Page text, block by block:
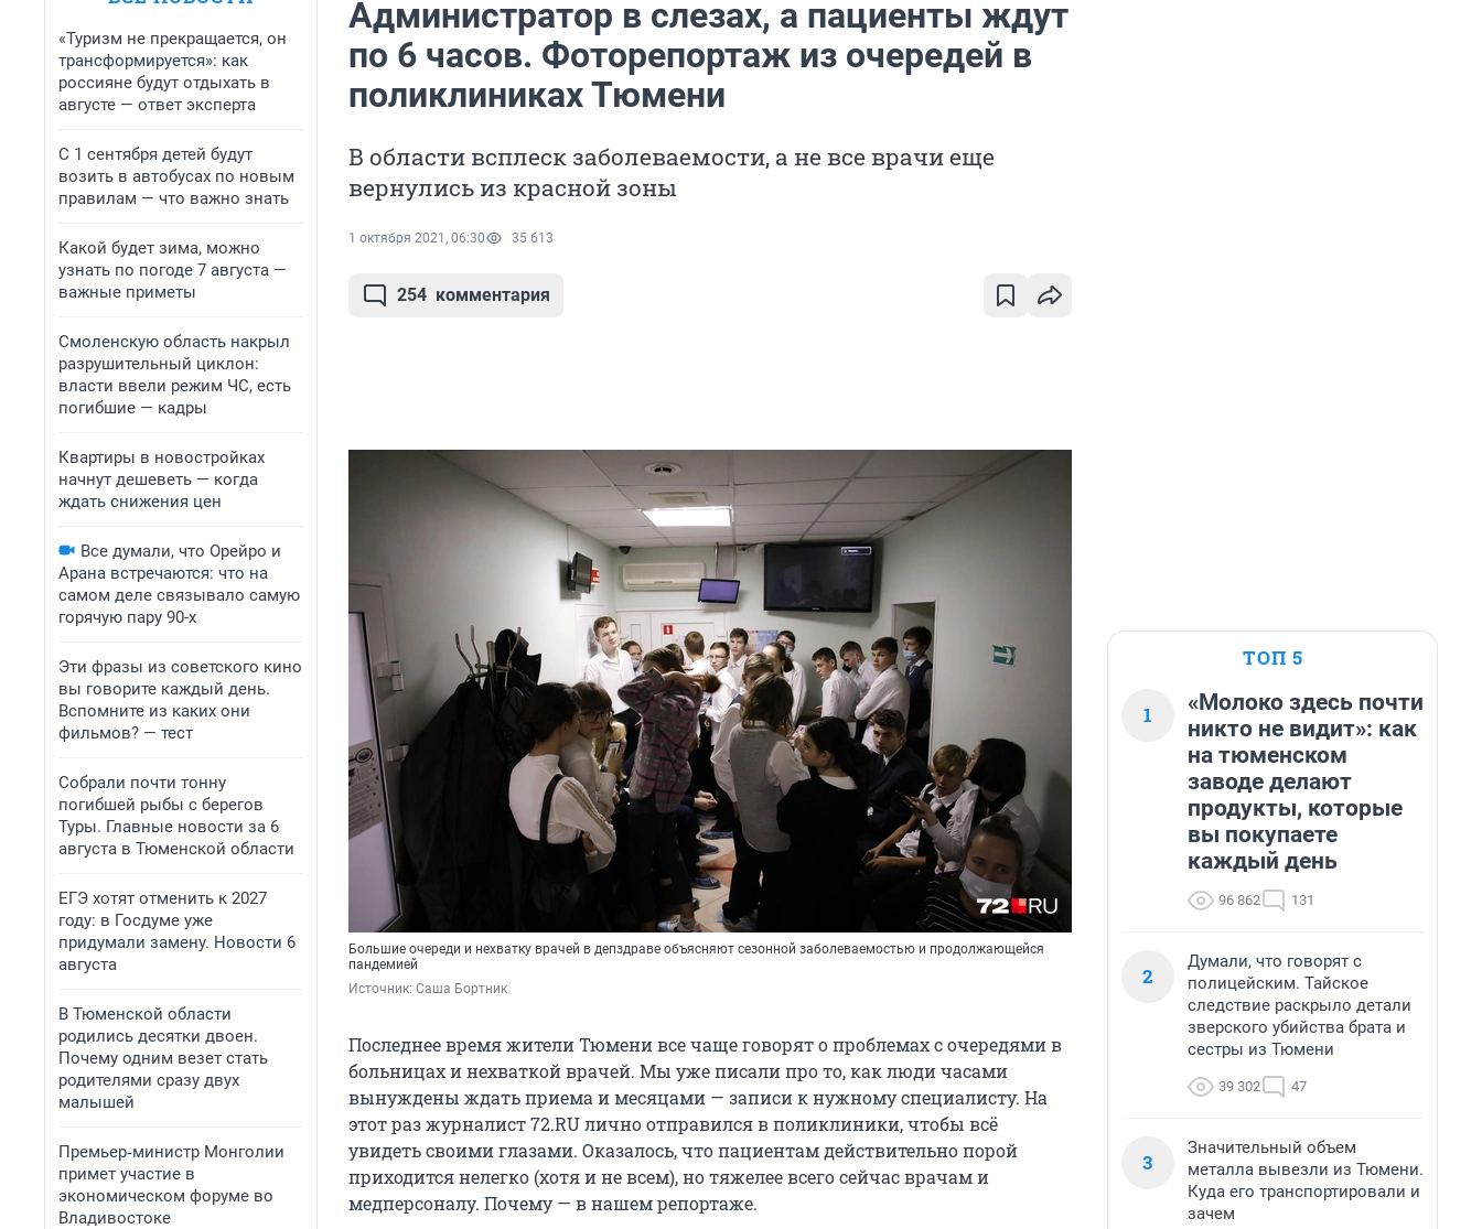
«Туризм не прекращается, он
трансформируется»: как
россияне будут отдыхать в
августе — ответ эксперта
С 1 сентября детей будут
возить в автобусах по новым
правилам — что важно знать
Какой будет зима, можно
узнать по погоде 7 августа —
важные приметы
Смоленскую область накрыл
разрушительный циклон:
власти ввели режим ЧС, есть
погибшие — кадры
Квартиры в новостройках
начнут дешеветь — когда
ждать снижения цен
Все думали, что Орейро и
Арана встречаются: что на
самом деле связывало самую
горячую пару 90-х
Эти фразы из советского кино
вы говорите каждый день.
Вспомните из каких они
фильмов? — тест
Собрали почти тонну
погибшей рыбы с берегов
Туры. Главные новости за 6
августа в Тюменской области
ЕГЭ хотят отменить к 2027
году: в Госдуме уже
придумали замену. Новости 6
августа
В Тюменской области
родились десятки двоен.
Почему одним везет стать
родителями сразу двух
малышей
Премьер‑министр Монголии
примет участие в
экономическом форуме во
Владивостоке
Администратор в слезах, а пациенты ждут
по 6 часов. Фоторепортаж из очередей в
поликлиниках Тюмени
В области всплеск заболеваемости, а не все врачи еще
вернулись из красной зоны
1 октября 2021, 06:30 35 613
254 комментария
Большие очереди и нехватку врачей в депздраве объясняют сезонной заболеваемостью и продолжающейся
пандемией
Источник: Саша Бортник
Последнее время жители Тюмени все чаще говорят о проблемах с очередями в
больницах и нехваткой врачей. Мы уже писали про то, как люди часами
вынуждены ждать приема и месяцами — записи к нужному специалисту. На
этот раз журналист 72.RU лично отправился в поликлиники, чтобы всё
увидеть своими глазами. Оказалось, что пациентам действительно порой
приходится нелегко (хотя и не всем), но тяжелее всего сейчас врачам и
медперсоналу. Почему — в нашем репортаже.
ТОП 5
1
«Молоко здесь почти
никто не видит»: как
на тюменском
заводе делают
продукты, которые
вы покупаете
каждый день
96 862 131
2
Думали, что говорят с
полицейским. Тайское
следствие раскрыло детали
зверского убийства брата и
сестры из Тюмени
39 302 47
3
Значительный объем
металла вывезли из Тюмени.
Куда его транспортировали и
зачем